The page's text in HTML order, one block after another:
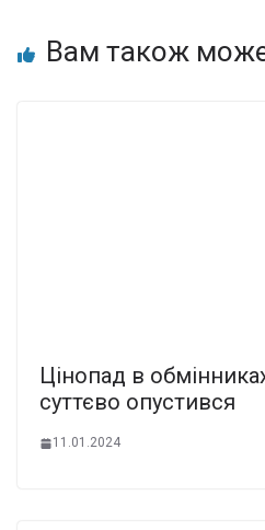
Вам також
Цінопад в
суттєво опустився
11.01.2024